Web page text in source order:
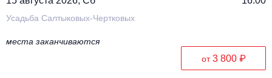
Усадьба Салтыковых-Чертковых
места заканчиваются
от3 800 ₽